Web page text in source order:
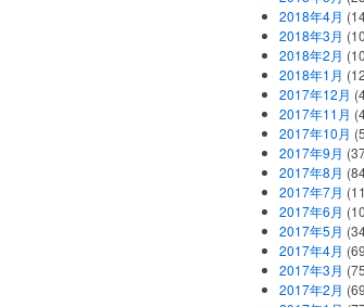
2018年4月
2018年3月
2018年2月
2018年1月
2017年12月
2017年11月
2017年10月
2017年9月
2017年8月
2017年7月
2017年6月
2017年5月
2017年4月
2017年3月
2017年2月